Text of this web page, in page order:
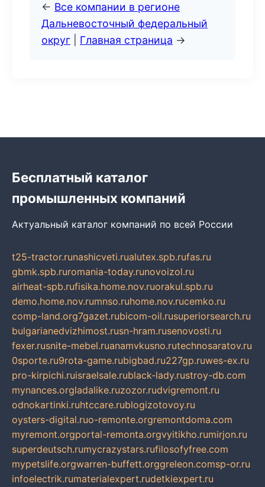
← Все компании в регионе
Дальневосточный федеральный
округ
Главная страница →
Бесплатный каталог
промышленных компаний
Актуальный каталог компаний по всей России
t25-tractor.runashicveti.rualutex.spb.rufas.ru
gbmk.spb.ruromania-today.runovoizol.ru
airheat-spb.rufisika.home.nov.ruorakul.spb.ru
demo.home.nov.rumnso.ruhome.nov.rucemko.ru
comp-land.org7gazet.rubicom-oil.rusuperiorsearch.ru
bulgarianedvizhimost.rusn-hram.rusenovosti.ru
fexer.rusnite-mebel.ruanamvkusno.rutechnosaratov.ru
0sporte.ru9rota-game.rubigbad.ru227gp.ruwes-ex.ru
pro-kirpichi.ruisraelsale.rublack-lady.rustroy-db.com
mynances.orgladalike.ruzozor.rudvigremont.ru
odnokartinki.ruhtccare.rublogizotovoy.ru
oysters-digital.ruo-remonte.orgremontdoma.com
myremont.orgportal-remonta.orgvyitikho.rumirjon.ru
superdeutsch.rumycrazystars.rufilosofyfree.com
mypetslife.orgwarren-buffett.orggreleon.comsp-or.ru
infoelectrik.rumaterialexpert.rudetkiexpert.ru